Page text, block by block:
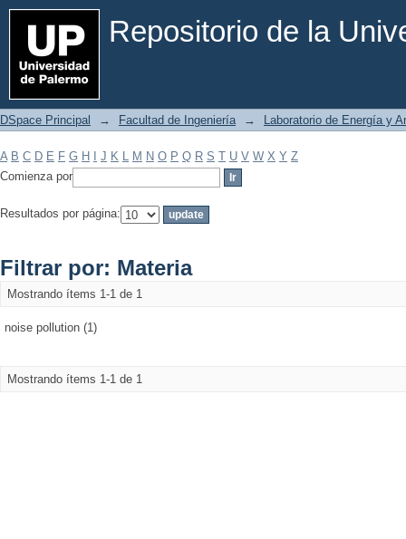
Repositorio de la
Filtrar por: Materia
DSpace Principal → Facultad de Ingeniería → Laboratorio de Energía y
A B C D E F G H J K L M N O P Q R S T U V W X Y Z
Comienza por
Resultados por página:
Filtrar por: Materia
Mostrando ítems 1-1 de 1
noise pollution (1)
Mostrando ítems 1-1 de 1